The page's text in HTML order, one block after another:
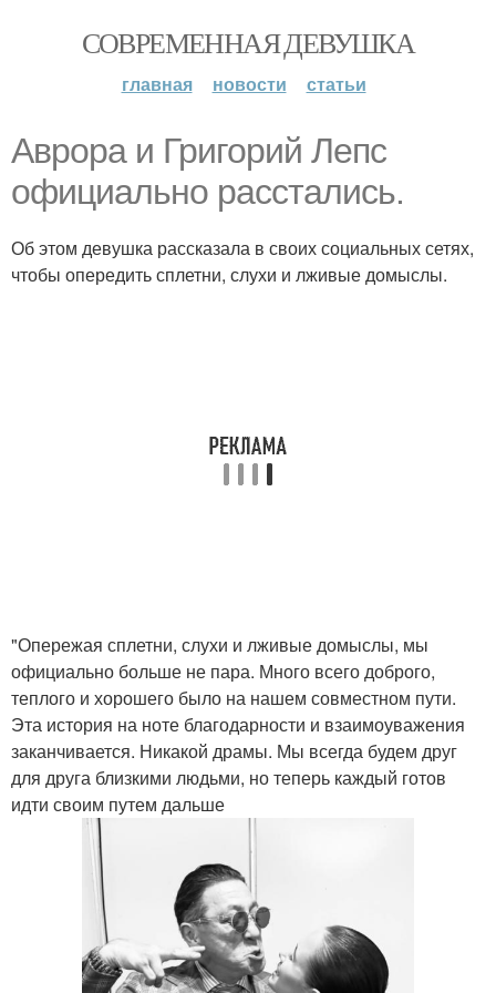
СОВРЕМЕННАЯ ДЕВУШКА
главная новости статьи
Аврора и Григорий Лепс
официально расстались.
Об этом девушка рассказала в своих социальных сетях,
чтобы опередить сплетни, слухи и лживые домыслы.
"Опережая сплетни, слухи и лживые домыслы, мы
официально больше не пара. Много всего доброго,
теплого и хорошего было на нашем совместном пути.
Эта история на ноте благодарности и взаимоуважения
заканчивается. Никакой драмы. Мы всегда будем друг
для друга близкими людьми, но теперь каждый готов
идти своим путем дальше